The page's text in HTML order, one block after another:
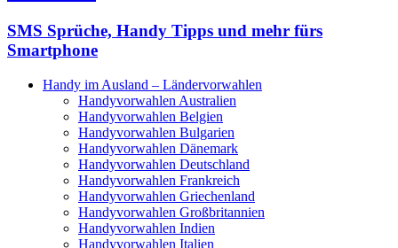
SMS Sprüche, Handy Tipps und mehr fürs
Smartphone
Handy im Ausland – Ländervorwahlen
Handyvorwahlen Australien
Handyvorwahlen Belgien
Handyvorwahlen Bulgarien
Handyvorwahlen Dänemark
Handyvorwahlen Deutschland
Handyvorwahlen Frankreich
Handyvorwahlen Griechenland
Handyvorwahlen Großbritannien
Handyvorwahlen Indien
Handyvorwahlen Italien